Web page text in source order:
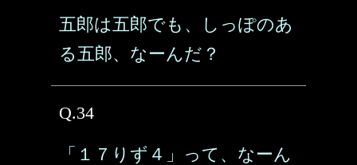
五郎は五郎でも、しっぽのあ
る五郎、なーんだ？
Q.34
「１７りず４」って、なーん